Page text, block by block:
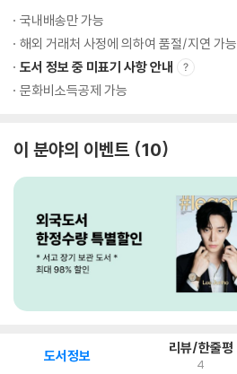
국내배송만 가능
해외 거래처 사정에 의하여 품절/지연 가능
도서 정보 중 미표기 사항 안내
문화비소득공제 가능
이 분야의 이벤트 10
도서정보 리뷰/한줄평
4